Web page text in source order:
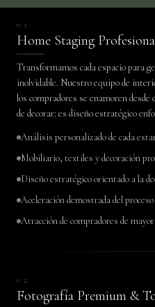
01
Home Staging
Transformamos cada espacio para
inolvidable. Nuestro equipo de
los compradores se enamoren
de decorar: es diseño estratégico
Análisis personalizado de cada
Mobiliario, textiles y decoración
Diseño estratégico orientado a la
Aceleración demostrada del
Atracción de compradores de
02
Fotografía Premium &